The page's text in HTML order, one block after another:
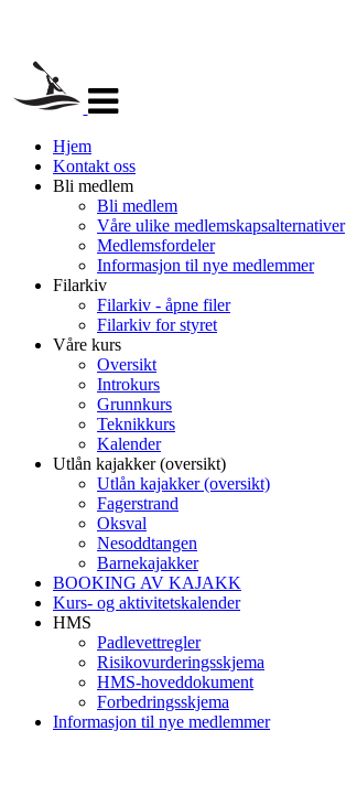
navigasjon
Hjem
Kontakt oss
Bli medlem
Bli medlem
Våre ulike medlemskapsalternativer
Medlemsfordeler
Informasjon til nye medlemmer
Filarkiv
Filarkiv - åpne filer
Filarkiv for styret
Våre kurs
Oversikt
Introkurs
Grunnkurs
Teknikkurs
Kalender
Utlån kajakker (oversikt)
Utlån kajakker (oversikt)
Fagerstrand
Oksval
Nesoddtangen
Barnekajakker
BOOKING AV KAJAKK
Kurs- og aktivitetskalender
HMS
Padlevettregler
Risikovurderingsskjema
HMS-hoveddokument
Forbedringsskjema
Informasjon til nye medlemmer